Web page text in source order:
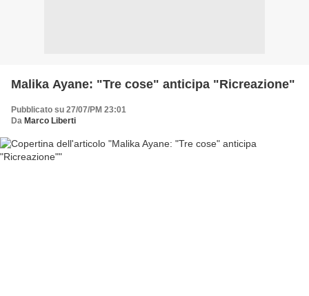
Malika Ayane: "Tre cose" anticipa "Ricreazione"
Pubblicato su 27/07/PM 23:01
Da Marco Liberti